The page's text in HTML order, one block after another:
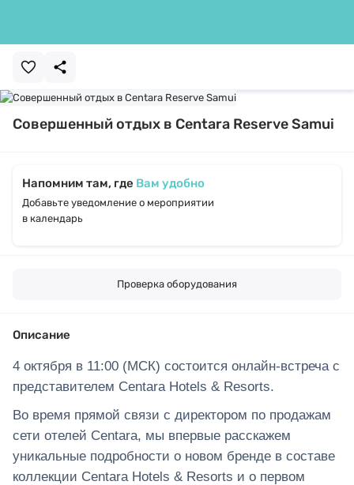
Совершенный отдых в Centara Reserve Samui
Напомним там, где Вам удобно
Добавьте уведомление о мероприятии
в календарь
Проверка оборудования
Описание
4 октября в 11:00 (МСК) состоится онлайн-встреча с
представителем Centara Hotels & Resorts.
Во время прямой связи с директором по продажам
сети отелей Centara, мы впервые расскажем
уникальные подробности о новом бренде в составе
коллекции Centara Hotels & Resorts и о первом